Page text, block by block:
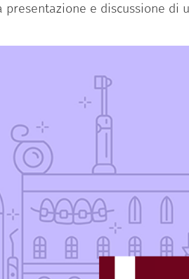
e discussione di